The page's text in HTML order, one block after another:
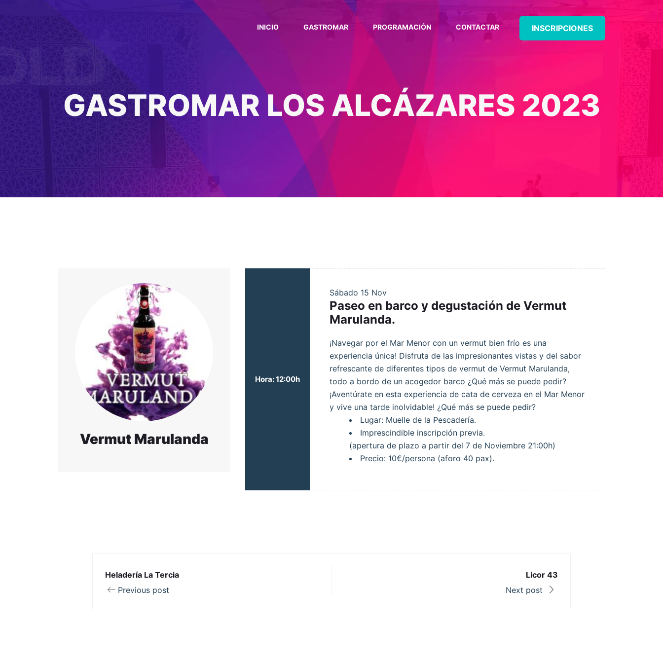
INICIO GASTROMAR PROGRAMACIÓN CONTACTAR INSCRIPCIONES
GASTROMAR LOS ALCÁZARES 2023
Vermut Marulanda
Hora: 12:00h
Sábado 15 Nov
Paseo en barco y degustación de Vermut
Marulanda.
¡Navegar por el Mar Menor con un vermut bien frío es una
experiencia única! Disfruta de las impresionantes vistas y del sabor
refrescante de diferentes tipos de vermut de Vermut Marulanda,
todo a bordo de un acogedor barco ¿Qué más se puede pedir?
¡Aventúrate en esta experiencia de cata de cerveza en el Mar Menor
y vive una tarde inolvidable! ¿Qué más se puede pedir?
Lugar: Muelle de la Pescadería.
Imprescindible inscripción previa.
(apertura de plazo a partir del 7 de Noviembre 21:00h)
Precio: 10€/persona (aforo 40 pax).
Heladería La Tercia
Previous post
Licor 43
Next post